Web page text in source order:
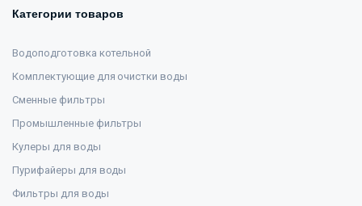
Категории товаров
Водоподготовка котельной
Комплектующие для очистки воды
Сменные фильтры
Промышленные фильтры
Кулеры для воды
Пурифайеры для воды
Фильтры для воды